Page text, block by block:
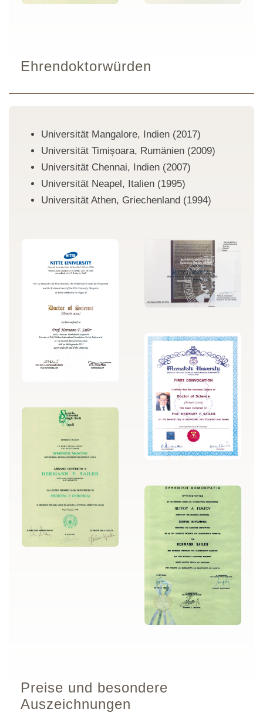
Ehrendoktorwürden
Universität Mangalore, Indien (2017)
Universität Timișoara, Rumänien (2009)
Universität Chennai, Indien (2007)
Universität Neapel, Italien (1995)
Universität Athen, Griechenland (1994)
Preise und besondere
Auszeichnungen